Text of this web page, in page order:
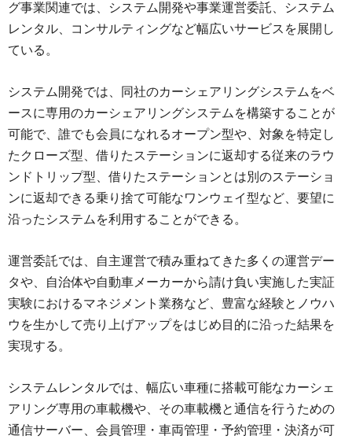
グ事業関連では、システム開発や事業運営委託、システム
レンタル、コンサルティングなど幅広いサービスを展開し
ている。
システム開発では、同社のカーシェアリングシステムをベ
ースに専用のカーシェアリングシステムを構築することが
可能で、誰でも会員になれるオープン型や、対象を特定し
たクローズ型、借りたステーションに返却する従来のラウ
ンドトリップ型、借りたステーションとは別のステーショ
ンに返却できる乗り捨て可能なワンウェイ型など、要望に
沿ったシステムを利用することができる。
運営委託では、自主運営で積み重ねてきた多くの運営デー
タや、自治体や自動車メーカーから請け負い実施した実証
実験におけるマネジメント業務など、豊富な経験とノウハ
ウを生かして売り上げアップをはじめ目的に沿った結果を
実現する。
システムレンタルでは、幅広い車種に搭載可能なカーシェ
アリング専用の車載機や、その車載機と通信を行うための
通信サーバー、会員管理・車両管理・予約管理・決済が可